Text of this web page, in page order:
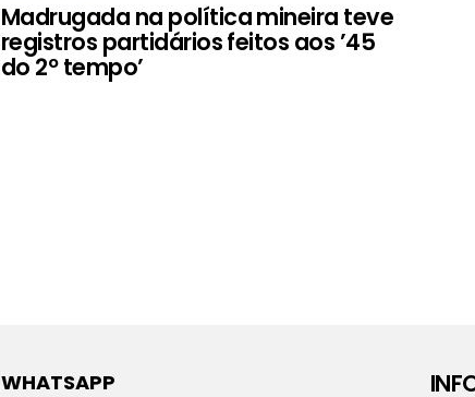
Madrugada na política mineira teve
registros partidários feitos aos ’45
do 2º tempo’
WHATSAPP